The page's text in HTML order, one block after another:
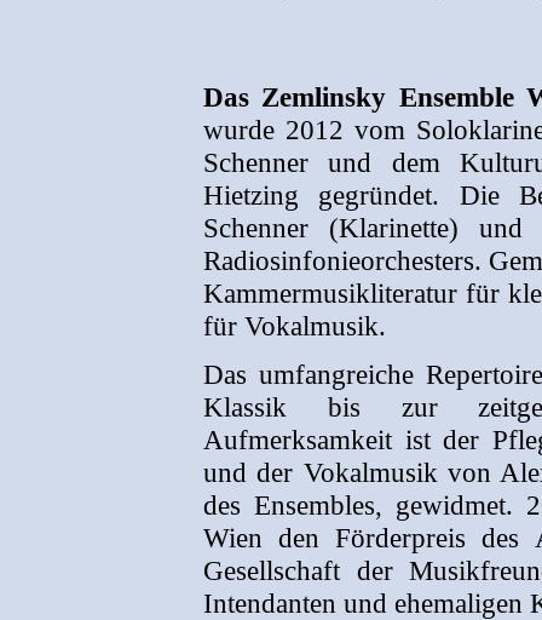
Das Zemlinsky Ensemble
wurde 2012 vom
Schenner und dem
Hietzing gegründet. Die
Schenner (Klarinette)
Radiosinfonieorchesters.
Kammermusikliteratur für
für Vokalmusik.
Das umfangreiche
Klassik bis zur
Aufmerksamkeit ist der
und der Vokalmusik von
des Ensembles, gewidmet.
Wien den Förderpreis des
Gesellschaft der
Intendanten und ehemaligen